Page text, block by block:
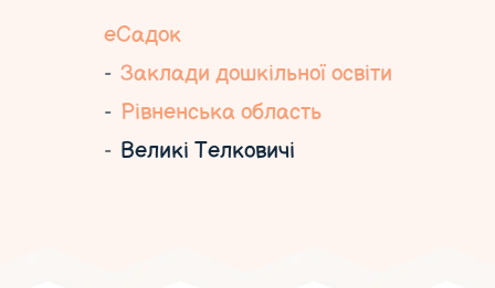
еСадок
Заклади дошкільної освіти
Рівненська область
Великі Телковичі